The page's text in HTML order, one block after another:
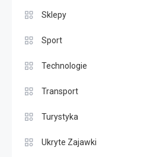
Sklepy
Sport
Technologie
Transport
Turystyka
Ukryte Zajawki